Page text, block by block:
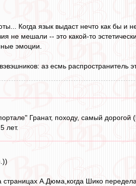
Когда язык выдаст нечто как бы и
не мешали -- это какой-то
эмоции.
аз есмь распространитель
Гранат, походу, самый
лет.
А.Дюма,когда Шико